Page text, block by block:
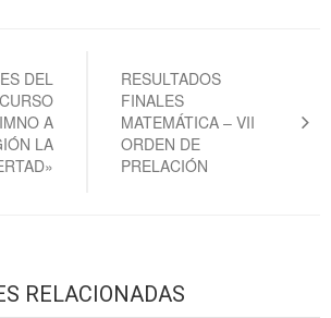
DEL
A
LA
RESULTADOS
FINALES
MATEMÁTICA – VII
ORDEN DE
PRELACIÓN
RELACIONADAS